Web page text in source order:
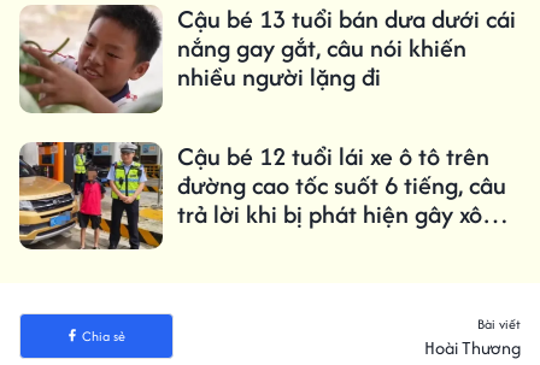
Cậu bé 13 tuổi bán dưa dưới cái
nắng gay gắt, câu nói khiến
nhiều người lặng đi
Cậu bé 12 tuổi lái xe ô tô trên
đường cao tốc suốt 6 tiếng, câu
trả lời khi bị phát hiện gây xôn
Chia sẻ
Bài viết
Hoài Thương